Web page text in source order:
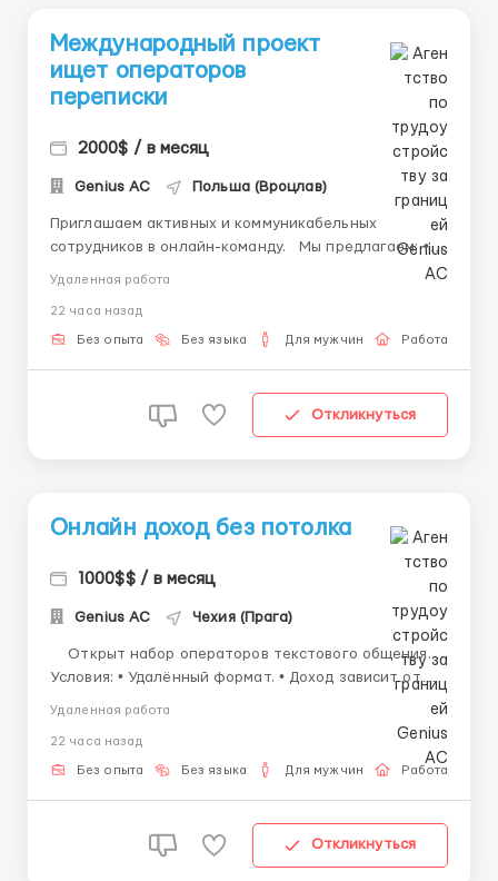
Международный проект
ищет операторов
переписки
2000$ / в месяц
Genius AС Польша (Вроцлав)
Приглашаем активных и коммуникабельных
сотрудников в онлайн-команду. Мы предлагаем: •
Работу из дома. • Бесплатное обучение. • Доход от
Требования: • Компьютер или ноутбук. • Интернет-
соединение. ...
Удаленная работа
22 часа назад
Без опыта Без языка Для мужчин Работа
Откликнуться
Онлайн доход без потолка
1000$$ / в месяц
Genius AС Чехия (Прага)
Условия: • Удалённый формат. • Доход зависит от
эффективности работы. • Обучение за счёт
Удаленная работа
22 часа назад
Без опыта Без языка Для мужчин Работа
Откликнуться